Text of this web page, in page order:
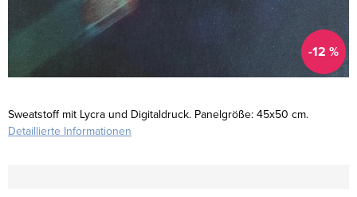
-12 %
Sweatstoff mit Lycra und Digitaldruck. Panelgröße: 45x50 cm.
Detaillierte Informationen